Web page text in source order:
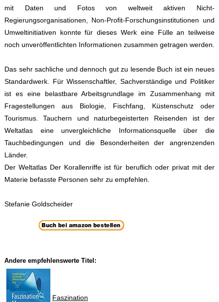
mit Daten und Fotos von weltweit aktiven Nicht-
Regierungsorganisationen, Non-Profit-Forschungsinstitutionen und
Umweltinitiativen konnte für dieses Werk eine Fülle an teilweise
noch unveröffentlichten Informationen zusammen getragen werden.
Das sehr sachliche und dennoch gut zu lesende Buch ist ein neues
Standardwerk. Für Wissenschaftler, Sachverständige und Politiker
ist es eine belastbare Arbeitsgrundlage im Zusammenhang mit
Fragestellungen aus Biologie, Fischfang, Küstenschutz oder
Tourismus. Tauchern und naturbegeisterten Reisenden ist der
Weltatlas eine unvergleichliche Informationsquelle über die
Tauchbedingungen und die Besonderheiten der angrenzenden
Länder.
Der Weltatlas Der Korallenriffe ist für beruflich oder privat mit der
Materie befasste Personen sehr zu empfehlen.
Stefanie Goldscheider
Andere empfehlenswerte Titel:
Faszination